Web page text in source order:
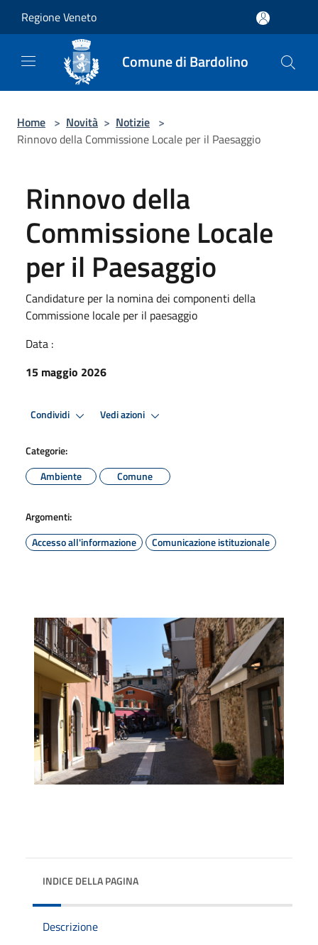
Regione Veneto
Comune di Bardolino
Home > Novità > Notizie >
Rinnovo della Commissione Locale per il Paesaggio
Rinnovo della
Commissione Locale
per il Paesaggio
Candidature per la nomina dei componenti della
Commissione locale per il paesaggio
Data :
15 maggio 2026
Condividi Vedi azioni
Categorie:
Ambiente
Comune
Argomenti:
Accesso all'informazione
Comunicazione istituzionale
INDICE DELLA PAGINA
Descrizione